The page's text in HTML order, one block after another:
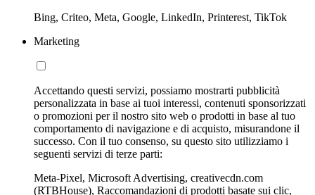
Bing, Criteo, Meta, Google, LinkedIn, Printerest, TikTok
Marketing
Accettando questi servizi, possiamo mostrarti pubblicità
personalizzata in base ai tuoi interessi, contenuti sponsorizzati
o promozioni per il nostro sito web o prodotti in base al tuo
comportamento di navigazione e di acquisto, misurandone il
successo. Con il tuo consenso, su questo sito utilizziamo i
seguenti servizi di terze parti:
Meta-Pixel, Microsoft Advertising, creativecdn.com
(RTBHouse), Raccomandazioni di prodotti basate sui clic,